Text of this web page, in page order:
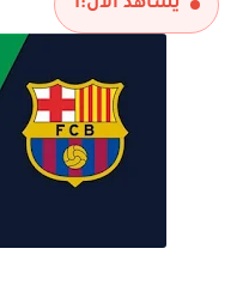
يشاهد الآن:1